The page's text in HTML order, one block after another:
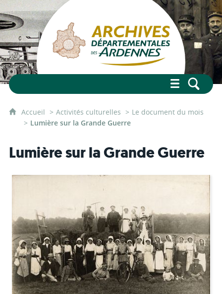
Accueil Activités culturelles
Le document du mois
Lumière sur la Grande Guerre
Lumière sur la Grande Guerre